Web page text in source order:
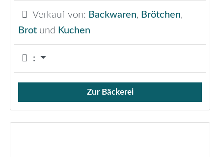
Verkauf von: Backwaren, Brötchen,
Brot und Kuchen
:
Verkauf von Brötchen,
Zur Bäckerei